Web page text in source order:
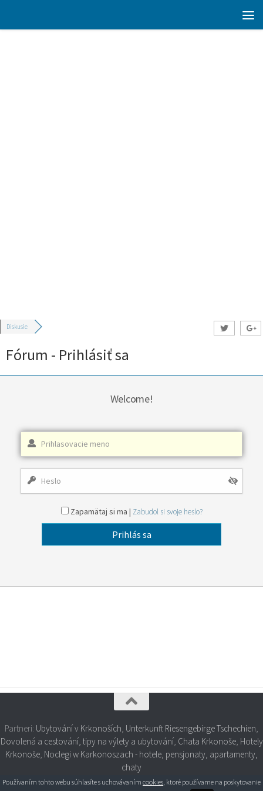
Diskusie
Fórum - Prihlásiť sa
Welcome!
Zapamätaj si ma | Zabudol si svoje heslo?
Partneri: Ubytování v Krkonoších Unterkunft Riesengebirge Tschechien
Dovolená a cestování, tipy na výlety a ubytování, Chata Krkonoše, Hotely
Krkonoše Noclegi w Karkonoszach - hotele, pensjonaty, apartamenty,
chaty
Používaním tohto webu súhlasíte s uchovávaním cookies, ktoré používame na poskytovanie